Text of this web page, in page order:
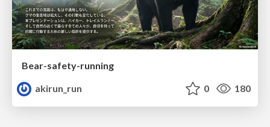
Bear-safety-running
akirun_run
0 180